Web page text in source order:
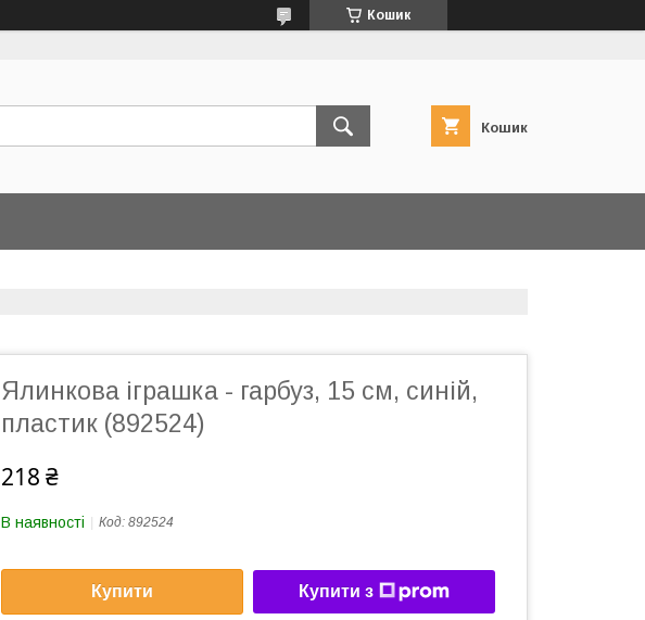
Кошик
Кошик
Ялинкова іграшка - гарбуз, 15 см, синій,
пластик (892524)
218 ₴
В наявності Код: 892524
Купити Купити з